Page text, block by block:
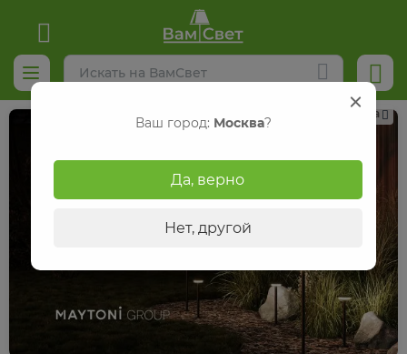
Реклама
Ваш город: Москва?
Да, верно
Нет, другой